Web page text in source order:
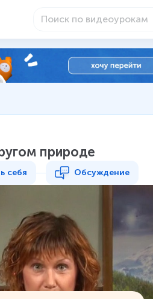
природе
себя Обсуждение